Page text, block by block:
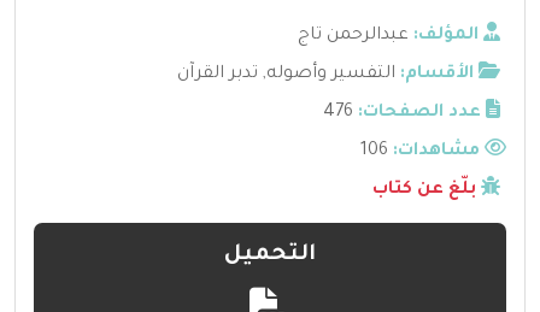
المؤلف: عبدالرحمن تاج
الأقسام: التفسير وأصوله, تدبر القرآن
عدد الصفحات: 476
مشاهدات:
بلّغ عن كتاب
التحميل